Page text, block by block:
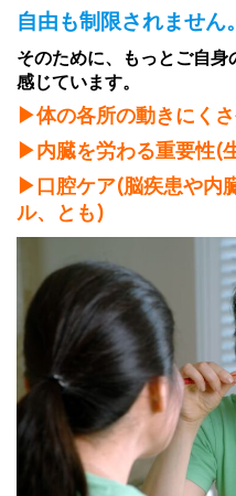
自由も制限されません。
そのために、もっとご自身
感じています。
▶︎体の各所の動きにく
▶︎内臓を労わる重要性(
▶︎口腔ケア(脳疾患や内
ル、とも)